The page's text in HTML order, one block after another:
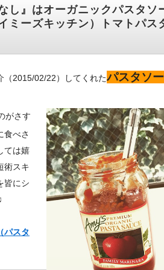
し』はオーガニックパスタソ
ミーズキッチン）トマトパス
（2015/02/22）してくれたパスタソ
がさす
食べさ
ては嬉
術スキ
皆にシ
パスタ